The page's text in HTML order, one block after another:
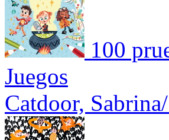
100
Juegos
Catdoor,